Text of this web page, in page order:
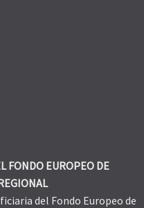
FONDO EUROPEO DE
del Fondo Europeo de